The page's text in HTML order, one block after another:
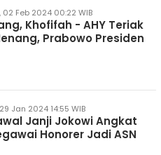
02 Feb 2024 00:22 WIB
Khofifah - AHY Teriak
Prabowo Presiden
Jan 2024 14:55 WIB
Janji Jokowi Angkat
Honorer Jadi ASN